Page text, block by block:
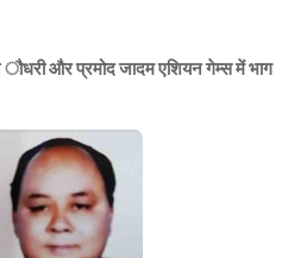
और प्रमोद जादम एशियन गेम्स में भाग